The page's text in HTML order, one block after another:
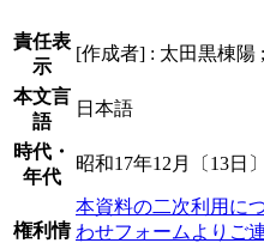
責任表
示
[作成者] : 太田黒棟陽
本文言
語
日本語
時代・
年代
昭和17年12月〔13日〕
権利情
本資料の二次利用に
わせフォームよりご